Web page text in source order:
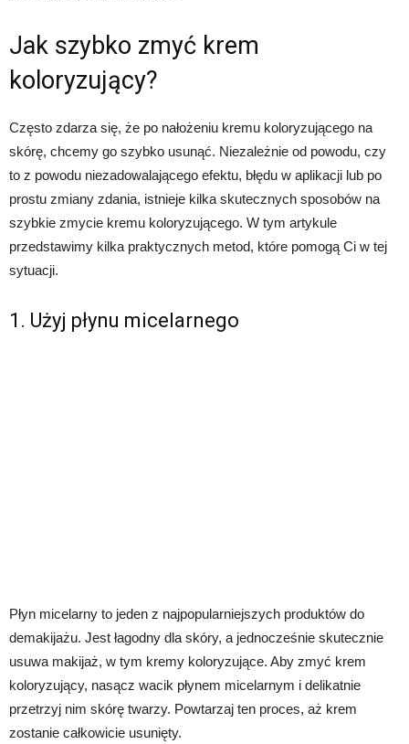
Jak szybko zmyć krem
koloryzujący?
Często zdarza się, że po nałożeniu kremu koloryzującego na
skórę, chcemy go szybko usunąć. Niezależnie od powodu, czy
to z powodu niezadowalającego efektu, błędu w aplikacji lub po
prostu zmiany zdania, istnieje kilka skutecznych sposobów na
szybkie zmycie kremu koloryzującego. W tym artykule
przedstawimy kilka praktycznych metod, które pomogą Ci w tej
sytuacji.
1. Użyj płynu micelarnego
Płyn micelarny to jeden z najpopularniejszych produktów do
demakijażu. Jest łagodny dla skóry, a jednocześnie skutecznie
usuwa makijaż, w tym kremy koloryzujące. Aby zmyć krem
koloryzujący, nasącz wacik płynem micelarnym i delikatnie
przetrzyj nim skórę twarzy. Powtarzaj ten proces, aż krem
zostanie całkowicie usunięty.